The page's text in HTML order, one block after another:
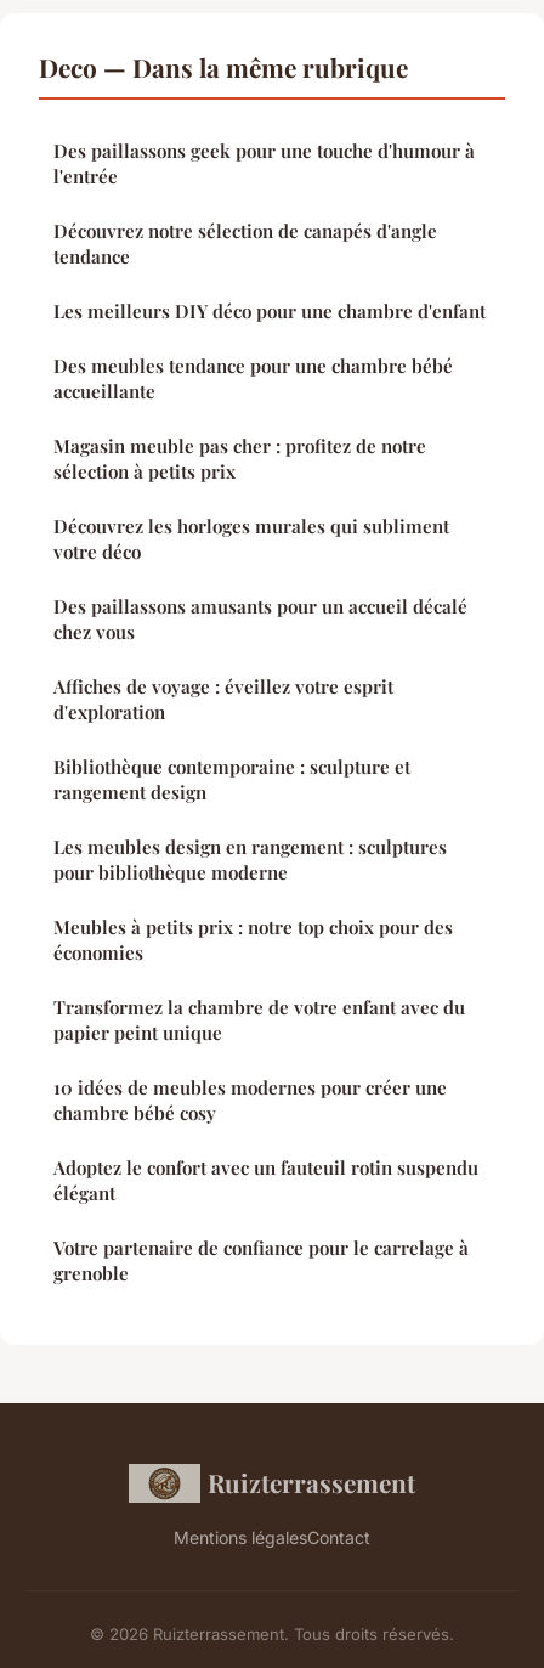
Deco — Dans la même rubrique
Des paillassons geek pour une touche d'humour à
l'entrée
Découvrez notre sélection de canapés d'angle
tendance
Les meilleurs DIY déco pour une chambre d'enfant
Des meubles tendance pour une chambre bébé
accueillante
Magasin meuble pas cher : profitez de notre
sélection à petits prix
Découvrez les horloges murales qui subliment
votre déco
Des paillassons amusants pour un accueil décalé
chez vous
Affiches de voyage : éveillez votre esprit
d'exploration
Bibliothèque contemporaine : sculpture et
rangement design
Les meubles design en rangement : sculptures
pour bibliothèque moderne
Meubles à petits prix : notre top choix pour des
économies
Transformez la chambre de votre enfant avec du
papier peint unique
10 idées de meubles modernes pour créer une
chambre bébé cosy
Adoptez le confort avec un fauteuil rotin suspendu
élégant
Votre partenaire de confiance pour le carrelage à
grenoble
Ruizterrassement
Mentions légalesContact
© 2026 Ruizterrassement. Tous droits réservés.